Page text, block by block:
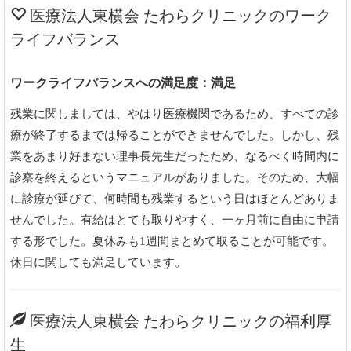
医療法人東横会 たわらクリニックのワーク
ライフバランス
ワークライフバランスへの満足度：満足
残業に関しましては、やはり医療機関であるため、すべての診
療が終了するまでは帰ることができませんでした。しかし、残
業をあまり好まない理事長先生だったため、なるべく時間内に
診察を終えるというマニュアルがありました。そのため、大幅
に診療が延びて、何時間も残業するという日はほとんどありま
せんでした。有給はとても取りやすく、一ヶ月前に自由に申請
する形でした。夏休みも1週間まとめて取ることが可能です。
休日に関しても満足しています。
医療法人東横会 たわらクリニックの福利厚
生